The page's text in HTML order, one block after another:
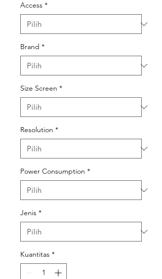
Access *
Brand *
Size Screen *
Resolution *
Power Consumption *
Jenis *
Kuantitas *